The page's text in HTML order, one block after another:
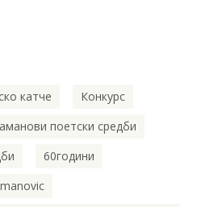
катче
Конкурс
поетски средби
60години